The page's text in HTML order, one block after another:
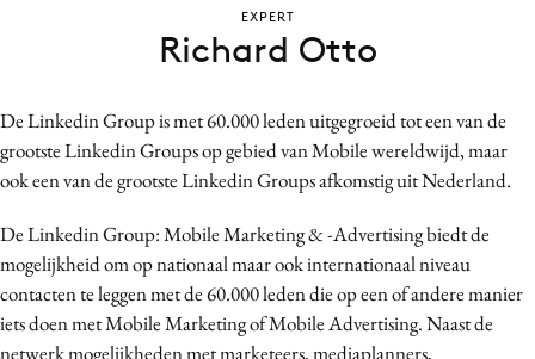
Contentmarketing
Craft
Data & Insights
Design
Digital transformation
Diversiteit
De Linkedin Group is met 60.000 leden uitgegroeid tot een van de
grootste Linkedin Groups op gebied van Mobile wereldwijd, maar
ook een van de grootste Linkedin Groups afkomstig uit Nederland.
De Linkedin Group: Mobile Marketing & -Advertising biedt de
mogelijkheid om op nationaal maar ook internationaal niveau
contacten te leggen met de 60.000 leden die op een of andere manier
iets doen met Mobile Marketing of Mobile Advertising. Naast de
netwerk mogelijkheden met marketeers, mediaplanners,
EXPERT
Richard Otto